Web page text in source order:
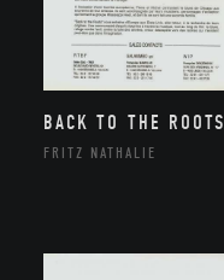
BACK TO THE ROOTS
FRITZ NATHALIE